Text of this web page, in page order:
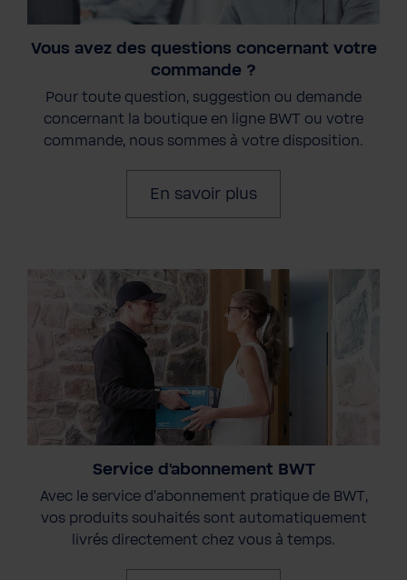
Vous avez des questions concernant votre
commande ?
Pour toute question, suggestion ou demande
concernant la boutique en ligne BWT ou votre
commande, nous sommes à votre disposition.
En savoir plus
Service d'abonnement BWT
Avec le service d'abonnement pratique de BWT,
vos produits souhaités sont automatiquement
livrés directement chez vous à temps.